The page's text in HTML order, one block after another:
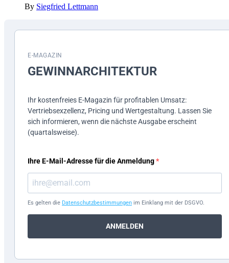
By Siegfried Lettmann
E-MAGAZIN
GEWINN­ARCHITEKTUR
Ihr kostenfreies E-Magazin für profitablen Umsatz:
Vertriebsexzellenz, Pricing und Wertgestaltung. Lassen Sie
sich informieren, wenn die nächste Ausgabe erscheint
(quartalsweise).
Ihre E-Mail-Adresse für die Anmeldung
Es gelten die Datenschutzbestimmungen im Einklang mit der DSGVO.
ANMELDEN